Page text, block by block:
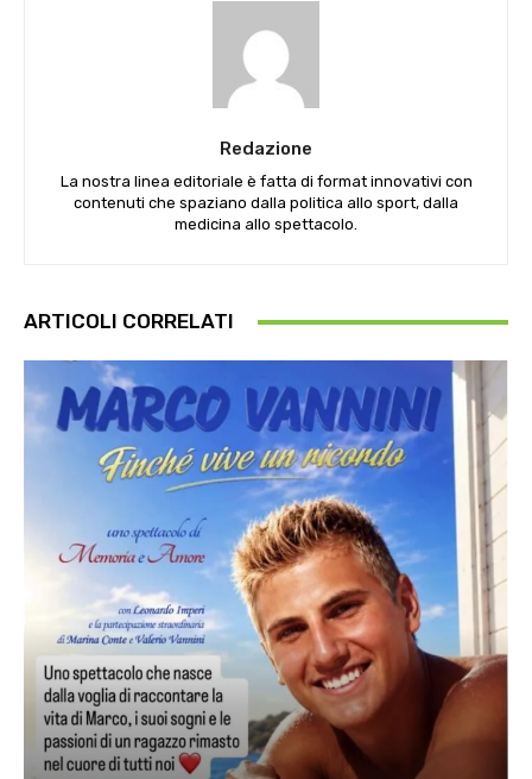
Redazione
La nostra linea editoriale è fatta di format innovativi con
contenuti che spaziano dalla politica allo sport, dalla
medicina allo spettacolo.
ARTICOLI CORRELATI